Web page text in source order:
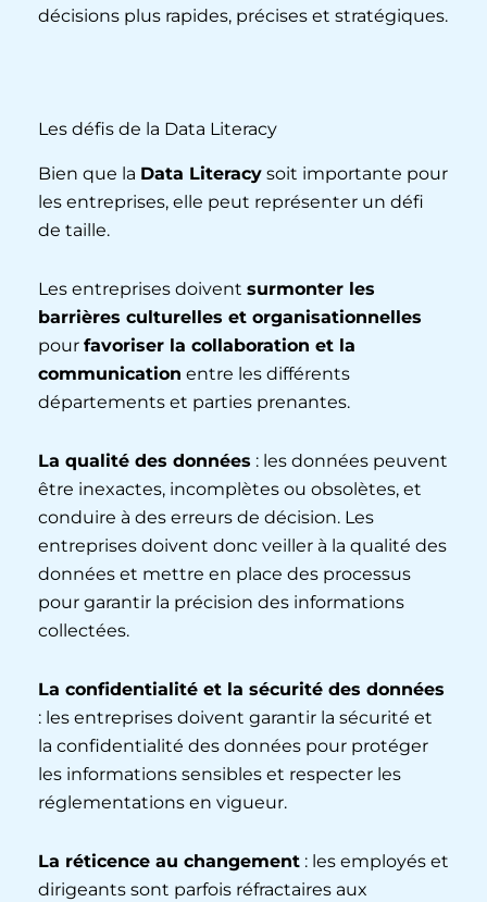
décisions plus rapides, précises et stratégiques.
Les défis de la Data Literacy
Bien que la Data Literacy soit importante pour
les entreprises, elle peut représenter un défi
de taille.
Les entreprises doivent surmonter les
barrières culturelles et organisationnelles
pour favoriser la collaboration et la
communication entre les différents
départements et parties prenantes.
La qualité des données : les données peuvent
être inexactes, incomplètes ou obsolètes, et
conduire à des erreurs de décision. Les
entreprises doivent donc veiller à la qualité des
données et mettre en place des processus
pour garantir la précision des informations
collectées.
La confidentialité et la sécurité des données
: les entreprises doivent garantir la sécurité et
la confidentialité des données pour protéger
les informations sensibles et respecter les
réglementations en vigueur.
La réticence au changement : les employés et
dirigeants sont parfois réfractaires aux